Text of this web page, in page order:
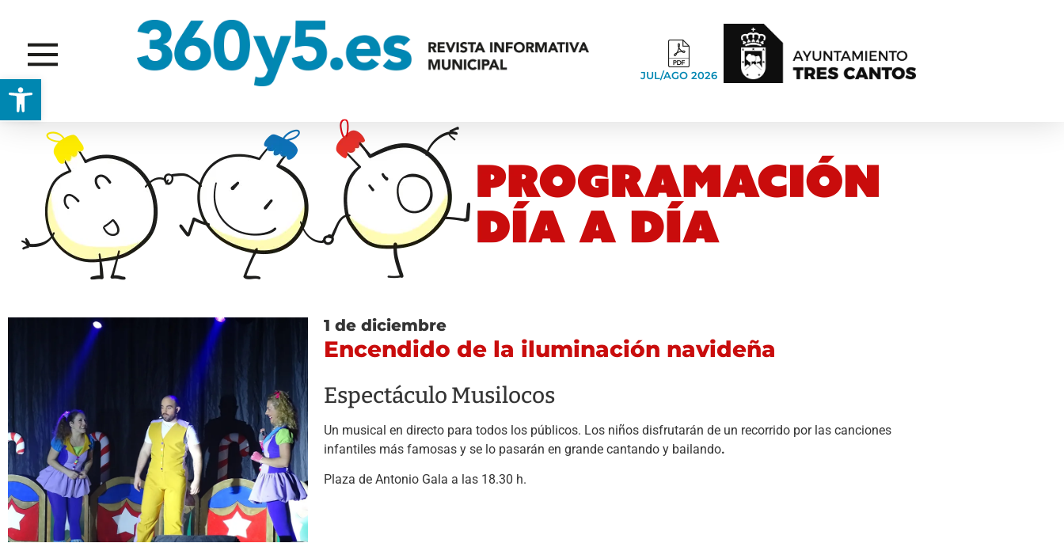
Abrir barra de herramientas JUL/AGO 2026
1 de diciembre
Encendido de la iluminación navideña
Espectáculo Musilocos
Un musical en directo para todos los públicos. Los niños disfrutarán de un recorrido por las canciones
infantiles más famosas y se lo pasarán en grande cantando y bailando.
Plaza de Antonio Gala a las 18.30 h.